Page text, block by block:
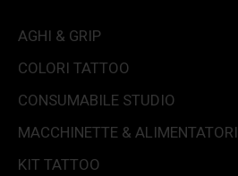
AGHI & GRIP
COLORI TATTOO
CONSUMABILE STUDIO
MACCHINETTE & ALIMENTATORI
KIT TATTOO